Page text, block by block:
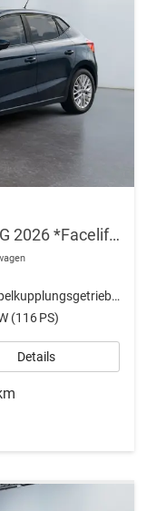
Style 1.0 TSI 116PS/85kW DSG 2026 *Faceliftet*
Doppelkupplungsgetriebe (DSG)
(116 PS)
Details